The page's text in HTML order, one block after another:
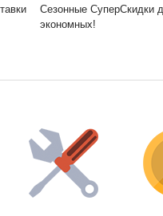
Сезонные СуперСкидки
экономных!